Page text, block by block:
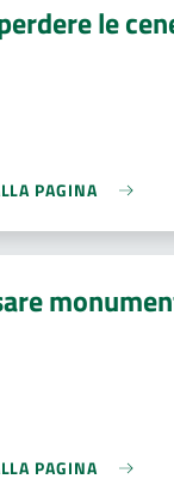
le
PAGINA
PAGINA